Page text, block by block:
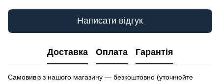
Написати відгук
Доставка Оплата Гарантія
Самовивіз з нашого магазину — безкоштовно (уточнюйте